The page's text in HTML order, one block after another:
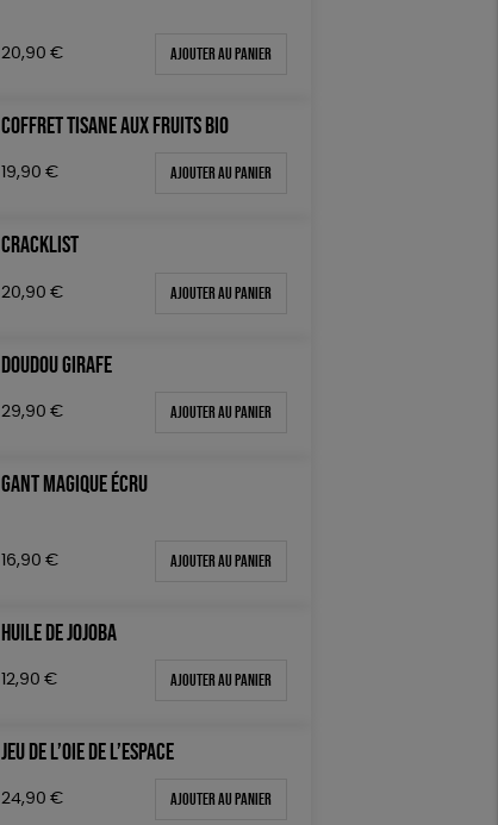
20,90 € Ajouter au panier
COFFRET TISANE AUX FRUITS BIO
19,90 € Ajouter au panier
CRACKLIST
20,90 € Ajouter au panier
DOUDOU GIRAFE
29,90 € Ajouter au panier
GANT MAGIQUE ÉCRU
16,90 € Ajouter au panier
HUILE DE JOJOBA
12,90 € Ajouter au panier
JEU DE L’OIE DE L’ESPACE
24,90 € Ajouter au panier